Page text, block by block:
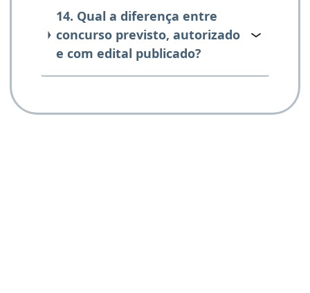
14. Qual a diferença entre
concurso previsto, autorizado
e com edital publicado?